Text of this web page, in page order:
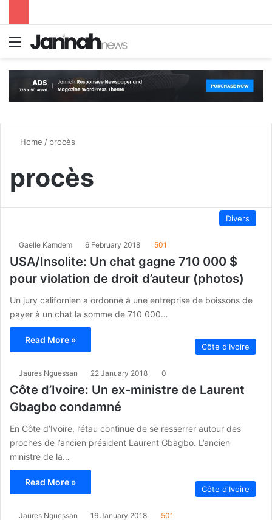
Menu
Home / procès
procès
Divers
Gaelle Kamdem 6 February 2018 501
USA/Insolite: Un chat gagne 710 000 $
pour violation de droit d’auteur (photos)
Un jury californien a ordonné à une entreprise de boissons de
payer à un chat la somme de 710 000…
Read More »
Côte d'Ivoire
Jaures Nguessan 22 January 2018 0
Côte d’Ivoire: Un ex-ministre de Laurent
Gbagbo condamné
En Côte d’Ivoire, l’étau continue de se resserrer autour des
proches de l’ancien président Laurent Gbagbo. L’ancien
ministre de la…
Read More »
Côte d'Ivoire
Jaures Nguessan 16 January 2018 501